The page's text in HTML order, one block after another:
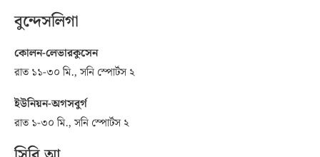
বুন্দেসলিগা
কোলন-লেভারকুসেন
রাত ১১-৩০ মি., সনি স্পোর্টস ২
ইউনিয়ন-অগসবুর্গ
রাত ১-৩০ মি., সনি স্পোর্টস ২